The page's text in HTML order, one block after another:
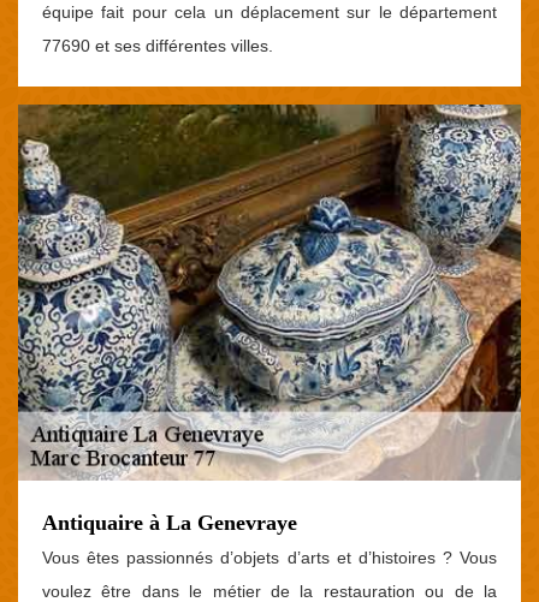
équipe fait pour cela un déplacement sur le département
77690 et ses différentes villes.
Antiquaire à La Genevraye
Vous êtes passionnés d’objets d’arts et d’histoires ? Vous
voulez être dans le métier de la restauration ou de la